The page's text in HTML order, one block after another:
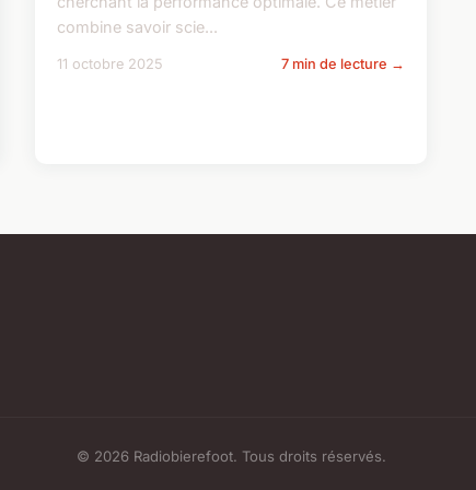
combine savoir scie...
11 octobre 2025 7 min de lecture →
© 2026 Radiobierefoot. Tous droits réservés.